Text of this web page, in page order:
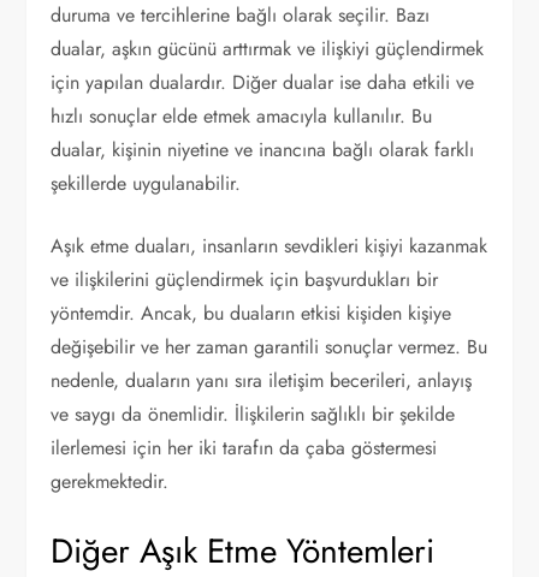
duruma ve tercihlerine bağlı olarak seçilir. Bazı
dualar, aşkın gücünü arttırmak ve ilişkiyi güçlendirmek
için yapılan dualardır. Diğer dualar ise daha etkili ve
hızlı sonuçlar elde etmek amacıyla kullanılır. Bu
dualar, kişinin niyetine ve inancına bağlı olarak farklı
şekillerde uygulanabilir.
Aşık etme duaları, insanların sevdikleri kişiyi kazanmak
ve ilişkilerini güçlendirmek için başvurdukları bir
yöntemdir. Ancak, bu duaların etkisi kişiden kişiye
değişebilir ve her zaman garantili sonuçlar vermez. Bu
nedenle, duaların yanı sıra iletişim becerileri, anlayış
ve saygı da önemlidir. İlişkilerin sağlıklı bir şekilde
ilerlemesi için her iki tarafın da çaba göstermesi
gerekmektedir.
Diğer Aşık Etme Yöntemleri